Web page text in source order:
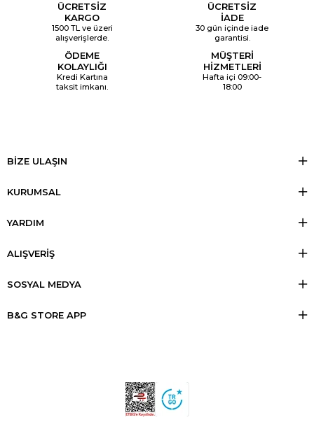
ÜCRETSİZ
KARGO
1500 TL ve üzeri
alışverişlerde.
ÜCRETSİZ
İADE
30 gün içinde iade
garantisi.
ÖDEME
KOLAYLIĞI
Kredi Kartına
taksit imkanı.
MÜŞTERİ
HİZMETLERİ
Hafta içi 09:00-
18:00
BİZE ULAŞIN
KURUMSAL
YARDIM
ALIŞVERİŞ
SOSYAL MEDYA
B&G STORE APP